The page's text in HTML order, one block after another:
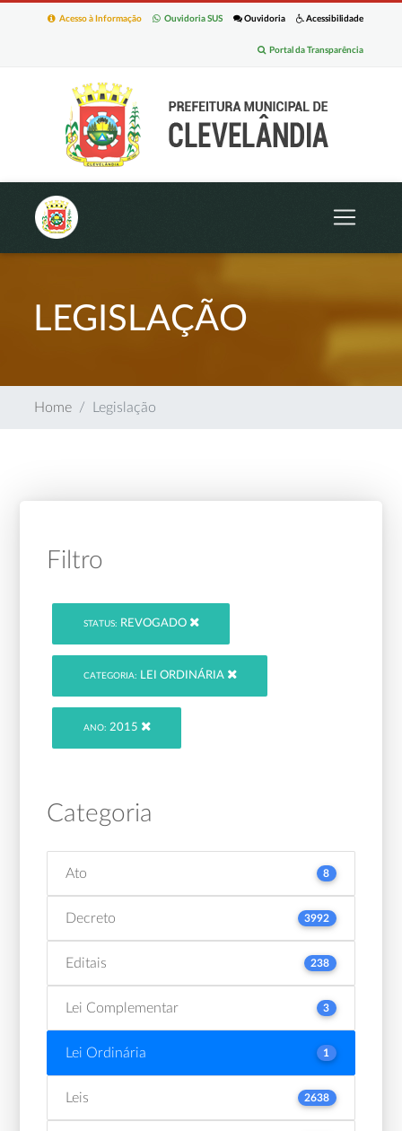
Acessibilidade
Ouvidoria
Ouvidoria SUS
Acesso à Informação
Portal da Transparência
LEGISLAÇÃO
Home Legislação
Filtro
STATUS: REVOGADO
CATEGORIA: LEI ORDINÁRIA
ANO: 2015
Categoria
Ato 8
Decreto 3992
Editais 238
Lei Complementar 3
Lei Ordinária 1
Leis 2638